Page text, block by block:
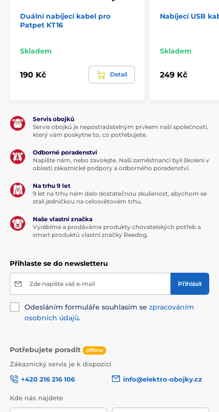
Duální nabíjecí kabel pro
Patpet KT16
Skladem
190 Kč Detail
Nabíjecí USB
Skladem
249 Kč
Servis obojků
Servis obojků je nepostradatelným prvkem naší společnosti,
který vám poskytne to, co potřebujete.
Odborné poradenství
Napište nám, nebo zavolejte. Naši zaměstnanci byli školeni v
oblasti zákaznické podpory a odborného poradenství.
Na trhu 9 let
9 let na trhu nám dalo dostatečnou zkušenost, abychom se
stali jedničkou na celosvětovém trhu.
Naše vlastní značka
Vyrábíme a prodáváme produkty chovatelských potřeb a
smart produktů vlastní značky Reedog.
Přihlaste se do newsletteru
Zde napište váš e-mail Přihlásit
Odesláním formuláře souhlasím se zpracováním
osobních údajů.
Potřebujete poradit offline
Zákaznický servis je k dispozici
+420 216 216 106
info@elektro-obojky.cz
Kde nás najdete